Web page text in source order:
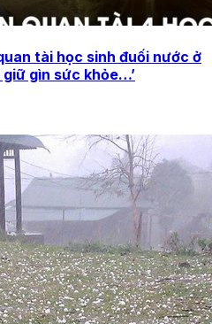
tài học sinh đuối nước ở
giữ gìn sức khỏe…’